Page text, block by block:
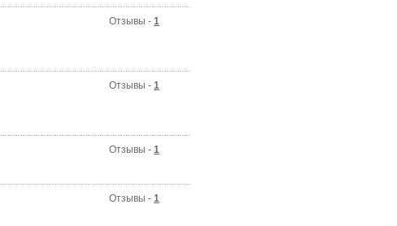
Отзывы - 1
Отзывы - 1
Отзывы - 1
Отзывы - 1